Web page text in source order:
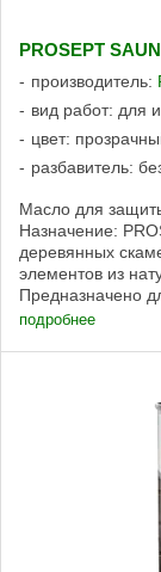
PROSEPT
производитель:
вид работ: для
цвет:
разбавитель:
Масло для
Назначение:
деревянных
элементов из
Предназначено
подробнее